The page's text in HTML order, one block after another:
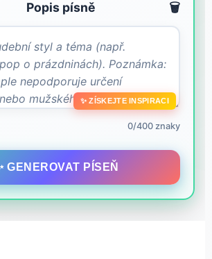
Popis písně 🗑️
✨ ZÍSKEJTE INSPIRACI
0/400 znaky
GENEROVAT PÍSEŇ